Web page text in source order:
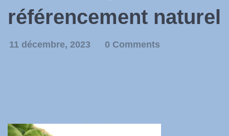
référencement naturel
11 décembre, 2023 0 Comments